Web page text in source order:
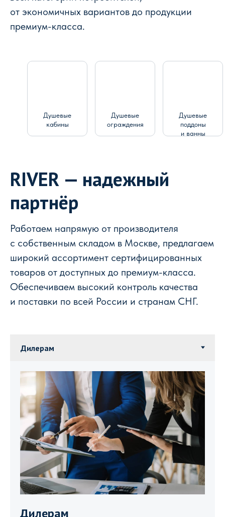
от экономичных вариантов до продукции
премиум-класса.
Душевые
кабины
Душевые
ограждения
Душевые
поддоны
и ванны
RIVER — надежный
партнёр
Работаем напрямую от производителя
с собственным складом в Москве, предлагаем
широкий ассортимент сертифицированных
товаров от доступных до премиум-класса.
Обеспечиваем высокий контроль качества
и поставки по всей России и странам СНГ.
Дилерам